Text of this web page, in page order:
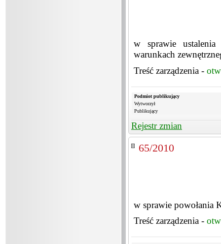
w sprawie
warunkach
Treść zarządzenia -
Podmiot publikujący
Wytworzył
Publikujący
Rejestr zmian
65/2010
w sprawie powołania
Treść zarządzenia -